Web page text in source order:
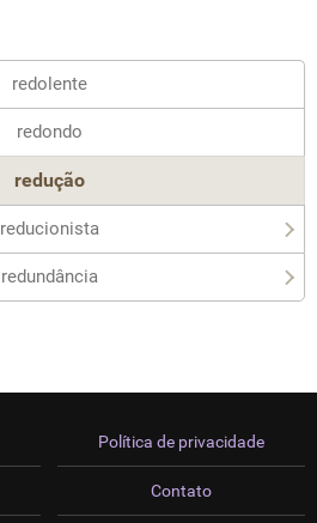
redolente
redondo
redução
reducionista
redundância
Política de privacidade
Contato